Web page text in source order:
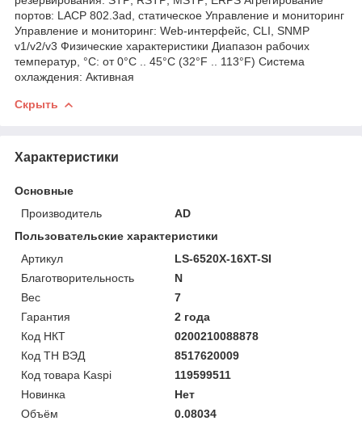
портов: LACP 802.3ad, статическое Управление и мониторинг
Управление и мониторинг: Web-интерфейс, CLI, SNMP
v1/v2/v3 Физические характеристики Диапазон рабочих
температур, °C: от 0°C .. 45°C (32°F .. 113°F) Система
охлаждения: Активная
Скрыть
Характеристики
Основные
Производитель
AD
Пользовательские характеристики
Артикул
LS-6520X-16XT-SI
Благотворительность
N
Вес
7
Гарантия
2 года
Код НКТ
0200210088878
Код ТН ВЭД
8517620009
Код товара Kaspi
119599511
Новинка
Нет
Объём
0.08034